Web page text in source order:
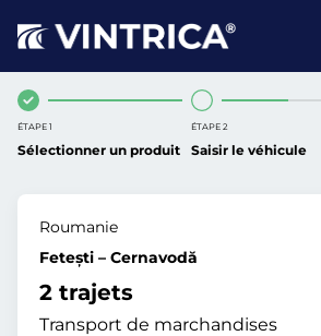
ÉTAPE 1
Sélectionner un produit
ÉTAPE 2
Saisir le véhicule
Roumanie
Fetești – Cernavodă
2 trajets
Transport de marchandises